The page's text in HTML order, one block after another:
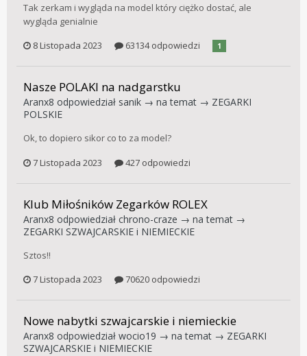
Tak zerkam i wygląda na model który ciężko dostać, ale
wygląda genialnie
8 Listopada 2023
63134 odpowiedzi 1
Nasze POLAKI na nadgarstku
Aranx8 odpowiedział sanik → na temat → ZEGARKI
POLSKIE
Ok, to dopiero sikor co to za model?
7 Listopada 2023
427 odpowiedzi
Klub Miłośników Zegarków ROLEX
Aranx8 odpowiedział chrono-craze → na temat →
ZEGARKI SZWAJCARSKIE i NIEMIECKIE
Sztos!!
7 Listopada 2023
70620 odpowiedzi
Nowe nabytki szwajcarskie i niemieckie
Aranx8 odpowiedział wocio19 → na temat → ZEGARKI
SZWAJCARSKIE i NIEMIECKIE